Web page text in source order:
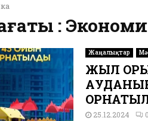
:
Жаңалықтар
ЖЫЛ
25.12.2024 0